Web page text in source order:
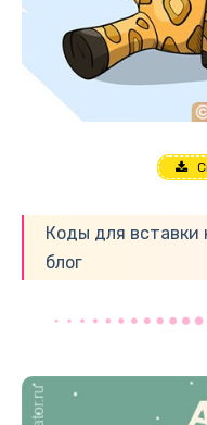
Коды для вставки
блог